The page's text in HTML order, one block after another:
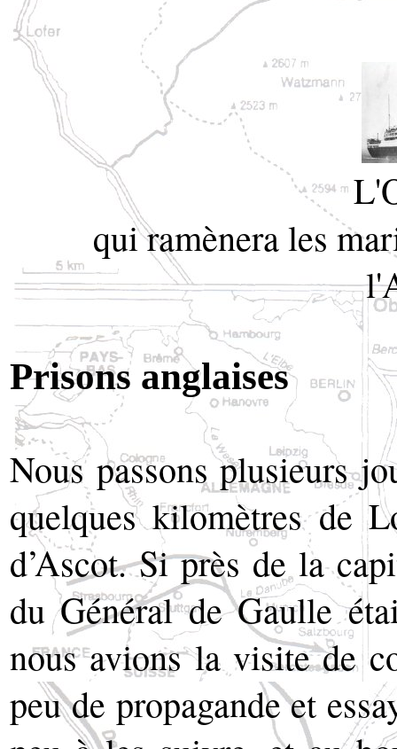
qui ramènera les
Prisons anglaises
Nous passons plusieurs
quelques kilomètres de
d’Ascot. Si près de la
du Général de Gaulle
nous avions la visite de
peu de propagande et